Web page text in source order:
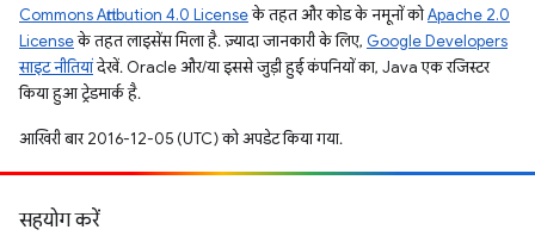
Commons Attribution 4.0 Licenseके तहत और कोड के नमूनों कोApache 2.0
Licenseके तहत लाइसेंस मिला है. ज़्यादा जानकारी के लिए, Google Developers
साइट नीतियांदेखें. Oracle और/या इससे जुड़ी हुई कंपनियों का, Java एक रजिस्टर
किया हुआ ट्रेडमार्क है.
आखिरी बार 2016-12-05 (UTC) को अपडेट किया गया.
सहयोग करें